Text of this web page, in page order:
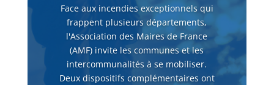
Face aux incendies exceptionnels qui
frappent plusieurs départements,
l'Association des Maires de France
(AMF) invite les communes et les
intercommunalités à se mobiliser.
Deux dispositifs complémentaires ont